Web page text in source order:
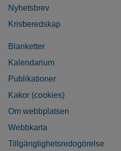
Nyhetsbrev
Krisberedskap
Blanketter
Kalendarium
Publikationer
Kakor (cookies)
Om webbplatsen
Webbkarta
Tillgänglighetsredogörelse